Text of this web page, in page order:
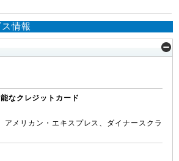
情報
なクレジットカード
メリカン・エキスプレス、ダイナースクラ